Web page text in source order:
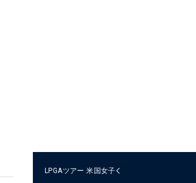
LPGAツアー 米国女子